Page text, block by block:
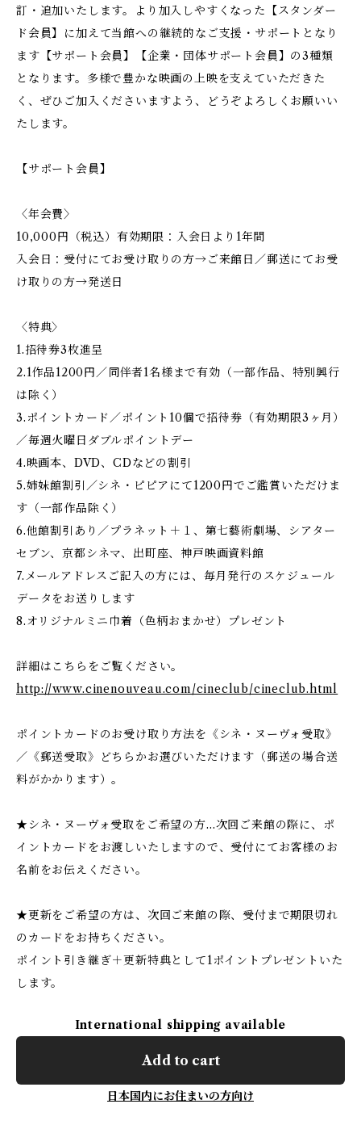
訂・追加いたします。より加入しやすくなった【スタンダー
ド会員】に加えて当館への継続的なご支援・サポートとなり
ます【サポート会員】【企業・団体サポート会員】の3種類
となります。多様で豊かな映画の上映を支えていただきた
く、ぜひご加入くださいますよう、どうぞよろしくお願いい
たします。
【サポート会員】
〈年会費〉
10,000円（税込）有効期限：入会日より1年間
入会日：受付にてお受け取りの方→ご来館日／郵送にてお受
け取りの方→発送日
〈特典〉
1.招待券3枚進呈
2.1作品1200円／同伴者1名様まで有効（一部作品、特別興行
は除く）
3.ポイントカード／ポイント10個で招待券（有効期限3ヶ月）
／毎週火曜日ダブルポイントデー
4.映画本、DVD、CDなどの割引
5.姉妹館割引／シネ・ピピアにて1200円でご鑑賞いただけま
す（一部作品除く）
6.他館割引あり／プラネット＋１、第七藝術劇場、シアター
セブン、京都シネマ、出町座、神戸映画資料館
7.メールアドレスご記入の方には、毎月発行のスケジュール
データをお送りします
8.オリジナルミニ巾着（色柄おまかせ）プレゼント
詳細はこちらをご覧ください。
http://www.cinenouveau.com/cineclub/cineclub.html
ポイントカードのお受け取り方法を《シネ・ヌーヴォ受取》
／《郵送受取》どちらかお選びいただけます（郵送の場合送
料がかかります）。
★シネ・ヌーヴォ受取をご希望の方…次回ご来館の際に、ポ
イントカードをお渡しいたしますので、受付にてお客様のお
名前をお伝えください。
★更新をご希望の方は、次回ご来館の際、受付まで期限切れ
のカードをお持ちください。
ポイント引き継ぎ＋更新特典として1ポイントプレゼントいた
します。
International shipping available
Add to cart
日本国内にお住まいの方向け